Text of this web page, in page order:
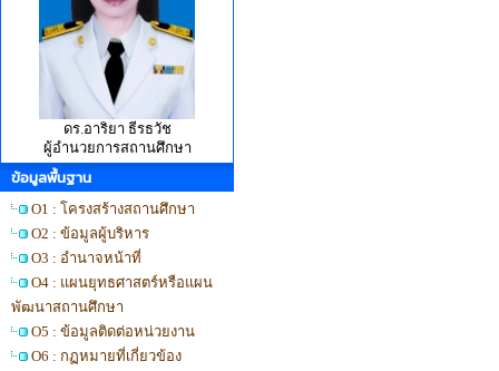
ดร.อาริยา ธีรธวัช
ผู้อำนวยการสถานศึกษา
ข้อมูลพื้นฐาน
O1 : โครงสร้างสถานศึกษา
O2 : ข้อมูลผู้บริหาร
O3 : อำนาจหน้าที่
O4 : แผนยุทธศาสตร์หรือแผน
พัฒนาสถานศึกษา
O5 : ข้อมูลติดต่อหน่วยงาน
O6 : กฏหมายที่เกี่ยวข้อง